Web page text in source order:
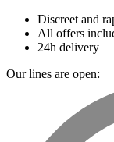
Discreet and
All offers
24h delivery
Our lines are open: